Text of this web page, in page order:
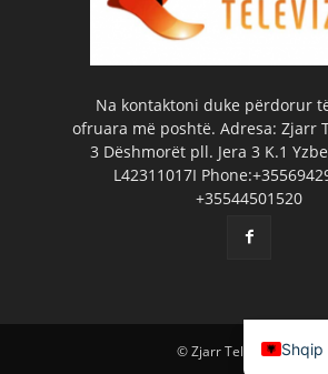
Na kontaktoni duke përdorur
ofruara më poshtë. Adresa: Zjarr
3 Dëshmorët pll. Jera 3 K.1
L42311017I
+35544501520
© Zjarr Televizion 2026
Shqip